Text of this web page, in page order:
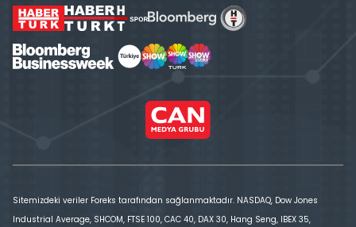
Sitemizdeki veriler Foreks tarafından sağlanmaktadır. NASDAQ, Dow Jones
Industrial Average, SHCOM, FTSE 100, CAC 40, DAX 30, Hang Seng, IBEX 35,